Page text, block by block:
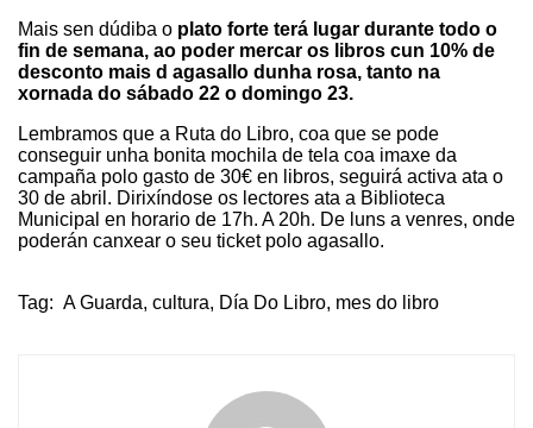
Mais sen dúdiba o plato forte terá lugar durante todo o
fin de semana, ao poder mercar os libros cun 10% de
desconto mais d agasallo dunha rosa, tanto na
xornada do sábado 22 o domingo 23.
Lembramos que a Ruta do Libro, coa que se pode
conseguir unha bonita mochila de tela coa imaxe da
campaña polo gasto de 30€ en libros, seguirá activa ata o
30 de abril. Dirixíndose os lectores ata a Biblioteca
Municipal en horario de 17h. A 20h. De luns a venres, onde
poderán canxear o seu ticket polo agasallo.
Tag: A Guarda, cultura, Día Do Libro, mes do libro